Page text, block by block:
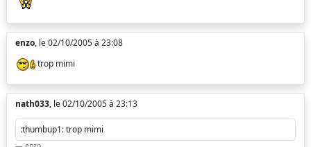
enzo, le 02/10/2005 à 23:08
trop mimi
nath033, le 02/10/2005 à 23:13
:thumbup1: trop mimi